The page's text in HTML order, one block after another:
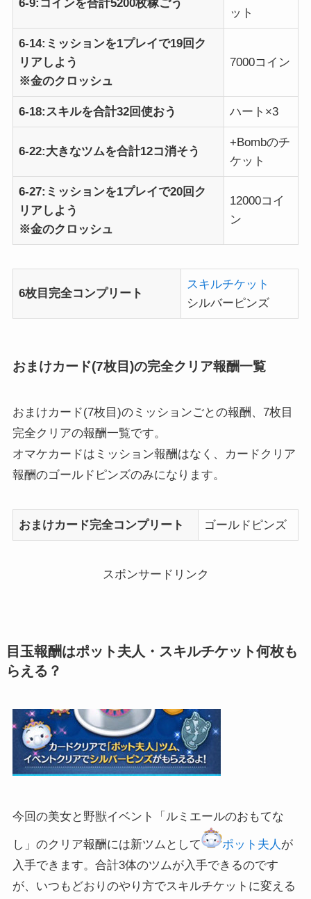
6-9:コインを合計5200枚稼ごう
ット
6-14:ミッションを1プレイで19回ク
リアしよう
※金のクロッシュ
7000コイン
6-18:スキルを合計32回使おう ハート×3
6-22:大きなツムを合計12コ消そう
+Bombのチ
ケット
6-27:ミッションを1プレイで20回ク
リアしよう
※金のクロッシュ
12000コイ
ン
6枚目完全コンプリート
スキルチケット
シルバーピンズ
おまけカード(7枚目)の完全クリア報酬一覧
おまけカード(7枚目)のミッションごとの報酬、7枚目
完全クリアの報酬一覧です。
オマケカードはミッション報酬はなく、カードクリア
報酬のゴールドピンズのみになります。
おまけカード完全コンプリート ゴールドピンズ
スポンサードリンク
目玉報酬はポット夫人・スキルチケット何枚も
らえる？
今回の美女と野獣イベント「ルミエールのおもてな
し」のクリア報酬には新ツムとして ポット夫人 が
入手できます。合計3体のツムが入手できるのです
が、いつもどおりのやり方でスキルチケットに変える